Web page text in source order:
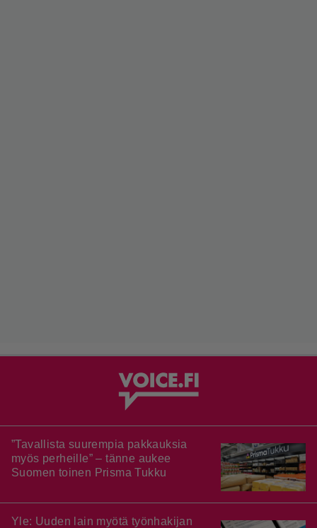
”Tavallista suurempia pakkauksia
myös perheille” – tänne aukee
Suomen toinen Prisma Tukku
Yle: Uuden lain myötä työnhakijan